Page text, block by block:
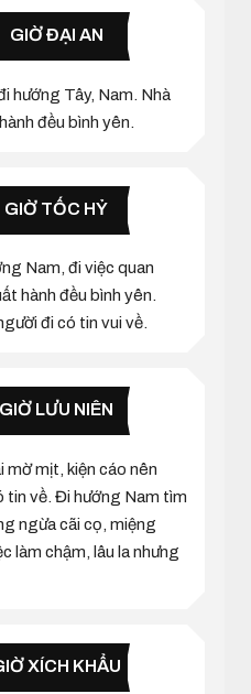
GIỜ ĐẠI AN
hướng Tây, Nam. Nhà
đều bình yên.
GIỜ TỐC HỶ
Nam, đi việc quan
hành đều bình yên.
đi có tin vui về.
GIỜ LƯU NIÊN
mờ mịt, kiện cáo nên
tin về. Đi hướng Nam tìm
ngừa cãi cọ, miệng
làm chậm, lâu la nhưng
XÍCH KHẨU